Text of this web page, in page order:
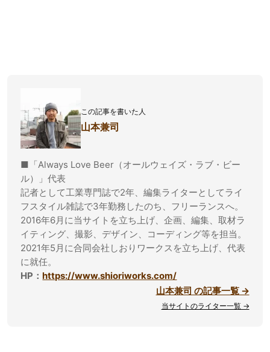
この記事を書いた人
山本兼司
■「Always Love Beer（オールウェイズ・ラブ・ビー
ル）」代表
記者として工業専門誌で2年、編集ライターとしてライ
フスタイル雑誌で3年勤務したのち、フリーランスへ。
2016年6月に当サイトを立ち上げ、企画、編集、取材ラ
イティング、撮影、デザイン、コーディング等を担当。
2021年5月に合同会社しおりワークスを立ち上げ、代表
に就任。
HP：https://www.shioriworks.com/
山本兼司 の記事一覧 →
当サイトのライター一覧 →